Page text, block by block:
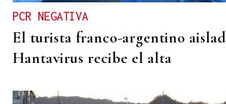
PCR NEGATIVA
El turista franco-argentino
Hantavirus recibe el alta